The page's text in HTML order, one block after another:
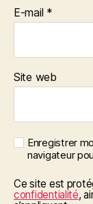
E-mail *
Site web
Enregistrer
navigateur
Ce site est
confidentialité,